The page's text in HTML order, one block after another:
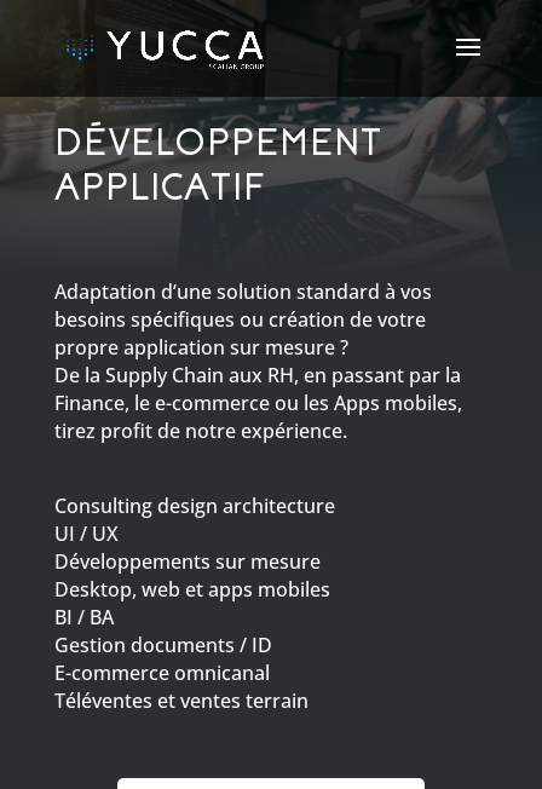
DÉVELOPPEMENT
APPLICATIF
Adaptation d’une solution standard à vos
besoins spécifiques ou création de votre
propre application sur mesure ?
De la Supply Chain aux RH, en passant par la
Finance, le e-commerce ou les Apps mobiles,
tirez profit de notre expérience.
Consulting design architecture
UI / UX
Développements sur mesure
Desktop, web et apps mobiles
BI / BA
Gestion documents / ID
E-commerce omnicanal
Téléventes et ventes terrain